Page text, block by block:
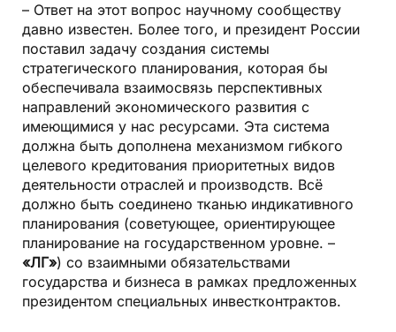
– Ответ на этот вопрос научному сообществу
давно известен. Более того, и президент России
поставил задачу создания системы
стратегического планирования, которая бы
обеспечивала взаимосвязь перспективных
направлений экономического развития с
имеющимися у нас ресурсами. Эта система
должна быть дополнена механизмом гибкого
целевого кредитования приоритетных видов
деятельности отраслей и производств. Всё
должно быть соединено тканью индикативного
планирования (советующее, ориентирующее
планирование на государственном уровне. –
«ЛГ») со взаимными обязательствами
государства и бизнеса в рамках предложенных
президентом специальных инвестконтрактов.